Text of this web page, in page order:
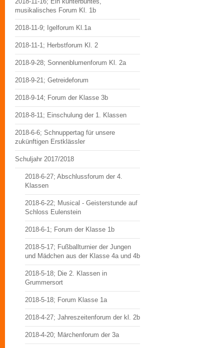
musikalisches Forum Kl. 1b
2018-11-9; Igelforum Kl.1a
2018-11-1; Herbstforum Kl. 2
2018-9-28; Sonnenblumenforum Kl. 2a
2018-9-21; Getreideforum
2018-9-14; Forum der Klasse 3b
2018-8-11; Einschulung der 1. Klassen
2018-6-6; Schnuppertag für unsere
zukünftigen Erstklässler
Schuljahr 2017/2018
2018-6-27; Abschlussforum der 4.
Klassen
2018-6-22; Musical - Geisterstunde auf
Schloss Eulenstein
2018-6-1; Forum der Klasse 1b
2018-5-17; Fußballturnier der Jungen
und Mädchen aus der Klasse 4a und 4b
2018-5-18; Die 2. Klassen in
Grummersort
2018-5-18; Forum Klasse 1a
2018-4-27; Jahreszeitenforum der kl. 2b
2018-4-20; Märchenforum der 3a